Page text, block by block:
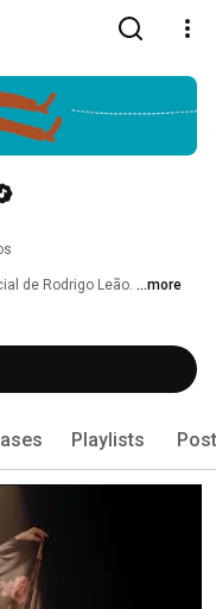
de Rodrigo Leão. ...more
Playlists